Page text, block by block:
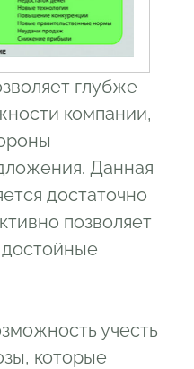
глубже
компании,
Данная
достаточно
позволяет
учесть
которые